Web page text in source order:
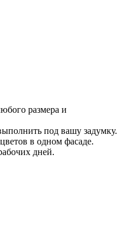
размера и
под вашу задумку.
в одном фасаде.
дней.